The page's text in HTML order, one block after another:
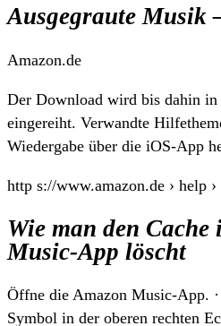
Ausgegraute Musik
Amazon.de
Der Download wird bis dahin in
eingereiht. Verwandte
Wiedergabe über die iOS-App
http s://www.amazon.de › help
Wie man den Cache
Music-App löscht
Öffne die Amazon Music-App.
Symbol in der oberen rechten